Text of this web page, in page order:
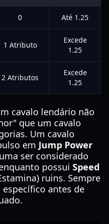
0 Até 1.25
1 Atributo
Excede
1.25
2 Atributos
Excede
1.25
cavalo lendário não
que um cavalo
Um cavalo
em Jump Power
ser considerado
possui Speed
ruins. Sempre
antes de